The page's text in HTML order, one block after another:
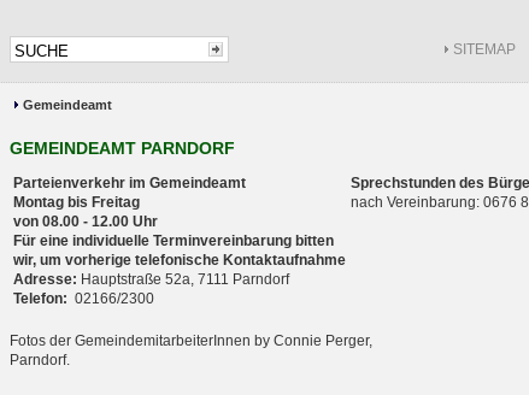
SITEMAP
Gemeindeamt
GEMEINDEAMT PARNDORF
Parteienverkehr im Gemeindeamt
Montag bis Freitag
von 08.00 - 12.00 Uhr
Für eine individuelle Terminvereinbarung bitten
wir, um vorherige telefonische Kontaktaufnahme
Adresse: Hauptstraße 52a, 7111 Parndorf
Telefon: 02166/2300
Sprechstunden des
nach Vereinbarung: 0676
Fotos der GemeindemitarbeiterInnen by Connie Perger,
Parndorf.